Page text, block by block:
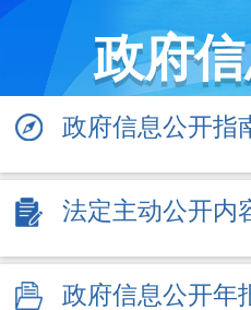
政府
政府信息公开指
法定主动公开内
政府信息公开年